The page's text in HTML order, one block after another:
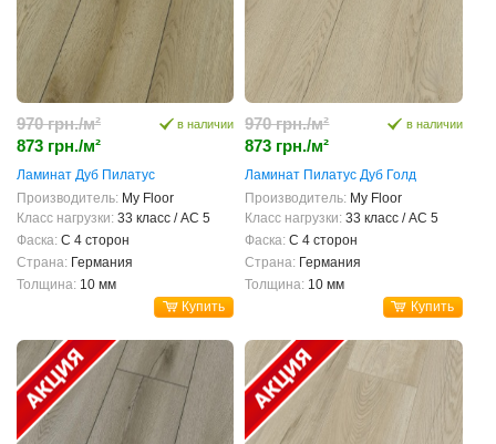
970 грн./м²
873 грн./м²
в наличии
Ламинат Дуб Пилатус
Производитель: My Floor
Класс нагрузки: 33 класс / AC 5
Фаска: С 4 сторон
Страна: Германия
Толщина: 10 мм
Купить
970 грн./м²
873 грн./м²
в наличии
Ламинат Пилатус Дуб Голд
Производитель: My Floor
Класс нагрузки: 33 класс / AC 5
Фаска: С 4 сторон
Страна: Германия
Толщина: 10 мм
Купить